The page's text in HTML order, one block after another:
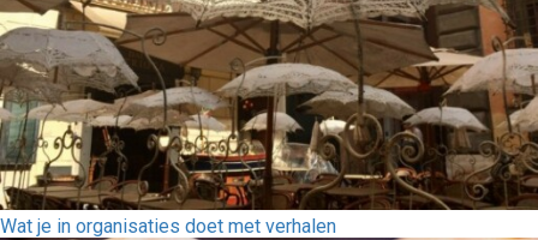
Wat je in organisaties doet met verhalen